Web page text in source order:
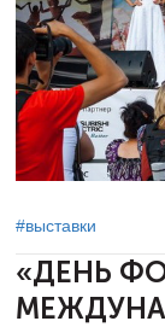
#выставки
«ДЕНЬ